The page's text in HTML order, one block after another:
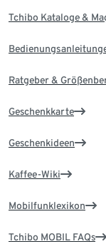
Tchibo Kataloge &
Ratgeber &
Geschenkkarte
Geschenkideen
Kaffee-Wiki
Mobilfunklexikon
Tchibo MOBIL FAQs